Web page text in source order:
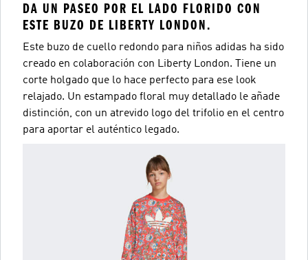
DA UN PASEO POR EL LADO FLORIDO CON
ESTE BUZO DE LIBERTY LONDON.
Este buzo de cuello redondo para niños adidas ha sido
creado en colaboración con Liberty London. Tiene un
corte holgado que lo hace perfecto para ese look
relajado. Un estampado floral muy detallado le añade
distinción, con un atrevido logo del trifolio en el centro
para aportar el auténtico legado.